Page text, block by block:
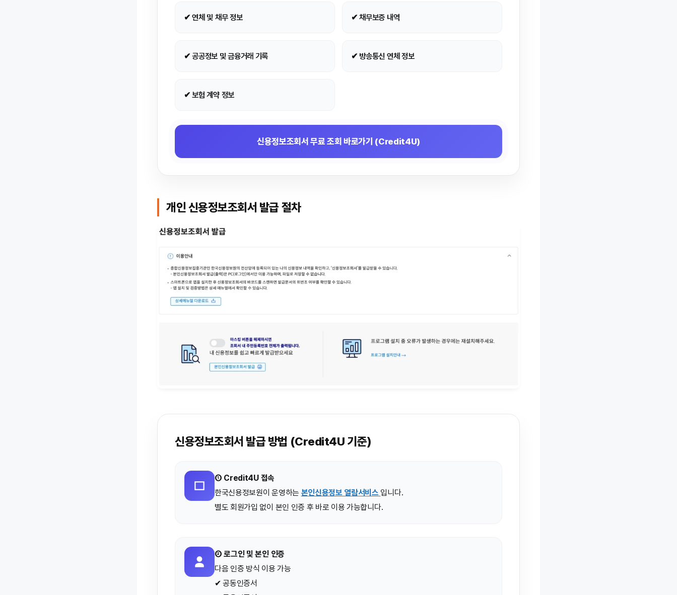
✔ 연체 및 채무 정보 ✔ 채무보증 내역
✔ 공공정보 및 금융거래 기록 ✔ 방송통신 연체 정보
✔ 보험 계약 정보
신용정보조회서 무료 조회 바로가기 (Credit4U)
개인 신용정보조회서 발급 절차
신용정보조회서 발급 방법 (Credit4U 기준)
① Credit4U 접속
한국신용정보원이 운영하는 본인신용정보 열람서비스 입니다.
별도 회원가입 없이 본인 인증 후 바로 이용 가능합니다.
② 로그인 및 본인 인증
다음 인증 방식 이용 가능
✔ 공동인증서